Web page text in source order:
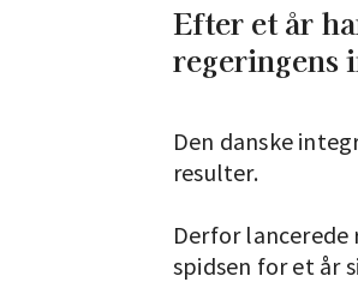
Efter et år
regeringens
Den danske
resulter.
Derfor lancerede
spidsen for et år